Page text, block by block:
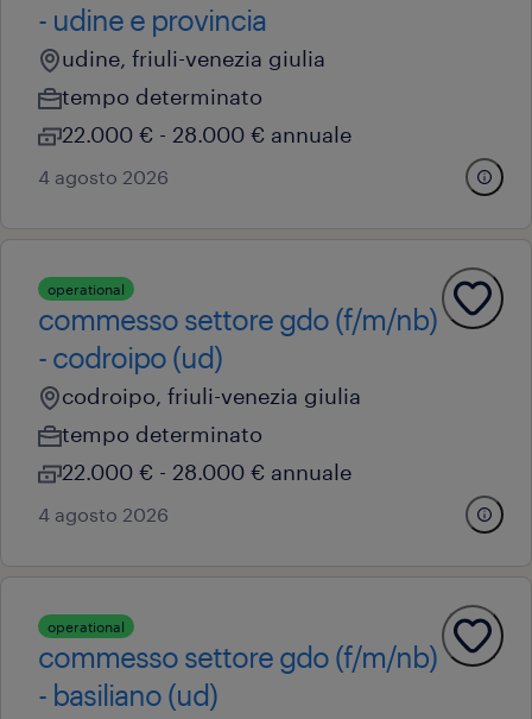
- udine e provincia
udine, friuli-venezia giulia
tempo determinato
22.000 € - 28.000 € annuale
4 agosto 2026
operational
commesso settore gdo (f/m/nb)
- codroipo (ud)
codroipo, friuli-venezia giulia
tempo determinato
22.000 € - 28.000 € annuale
4 agosto 2026
operational
commesso settore gdo (f/m/nb)
- basiliano (ud)